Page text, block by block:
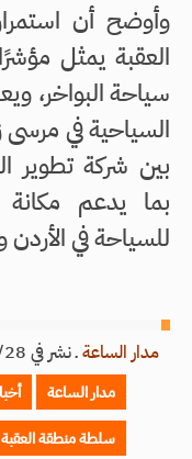
وأوضح أن
العقبة يمثل
سياحة البواخر،
السياحية في مرسى
بين شركة تطوير
بما يدعم مكانة
للسياحة في الأردن
مدار الساعةـنشر في 2026/05/28 الساعة 17:07
مدار الساعة
سلطة منطقة العقبة